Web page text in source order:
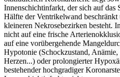
Innenschichtinfarkt, der sich auf das
Hälfte der Ventrikelwand beschränkt
kleineren Nekrosebezirken besteht.
nicht auf eine frische
auf eine vorübergehende
Hypotonie (Schockzustand,
Herzen...) oder prolongierter
bestehender hochgradiger